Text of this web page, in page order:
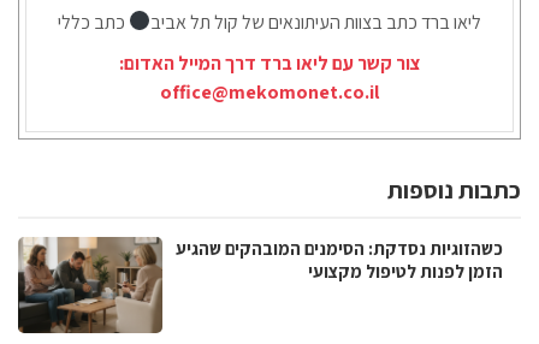
ליאו ברד כתב בצוות העיתונאים של קול תל אביב
כתב כללי
צור קשר עם ליאו ברד דרך המייל האדום:
office@mekomonet.co.il
כתבות נוספות
כשהזוגיות נסדקת: הסימנים המובהקים שהגיע
הזמן לפנות לטיפול מקצועי